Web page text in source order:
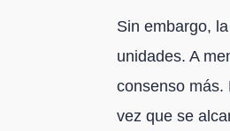
Sin embargo,
unidades. A
consenso más.
vez que se